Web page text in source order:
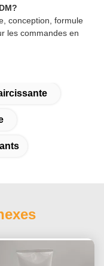
conception, formule
les commandes en